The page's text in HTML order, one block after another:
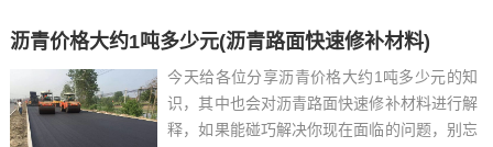
沥青价格大约1吨多少元(沥青路面快速修补材料)
今天给各位分享沥青价格大约1吨多少元的知
识，其中也会对沥青路面快速修补材料进行解
释，如果能碰巧解决你现在面临的问题，别忘